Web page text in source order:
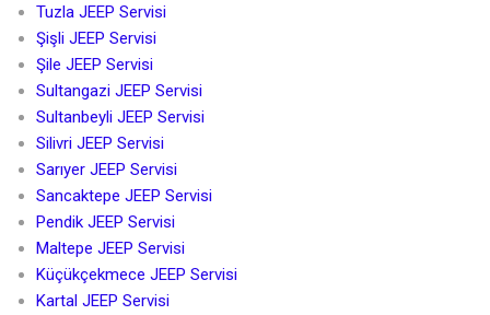
Tuzla JEEP Servisi
Şişli JEEP Servisi
Şile JEEP Servisi
Sultangazi JEEP Servisi
Sultanbeyli JEEP Servisi
Silivri JEEP Servisi
Sarıyer JEEP Servisi
Sancaktepe JEEP Servisi
Pendik JEEP Servisi
Maltepe JEEP Servisi
Küçükçekmece JEEP Servisi
Kartal JEEP Servisi